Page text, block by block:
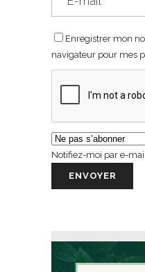
Enregistrer mon
navigateur pour mes
Notifiez-moi par e-